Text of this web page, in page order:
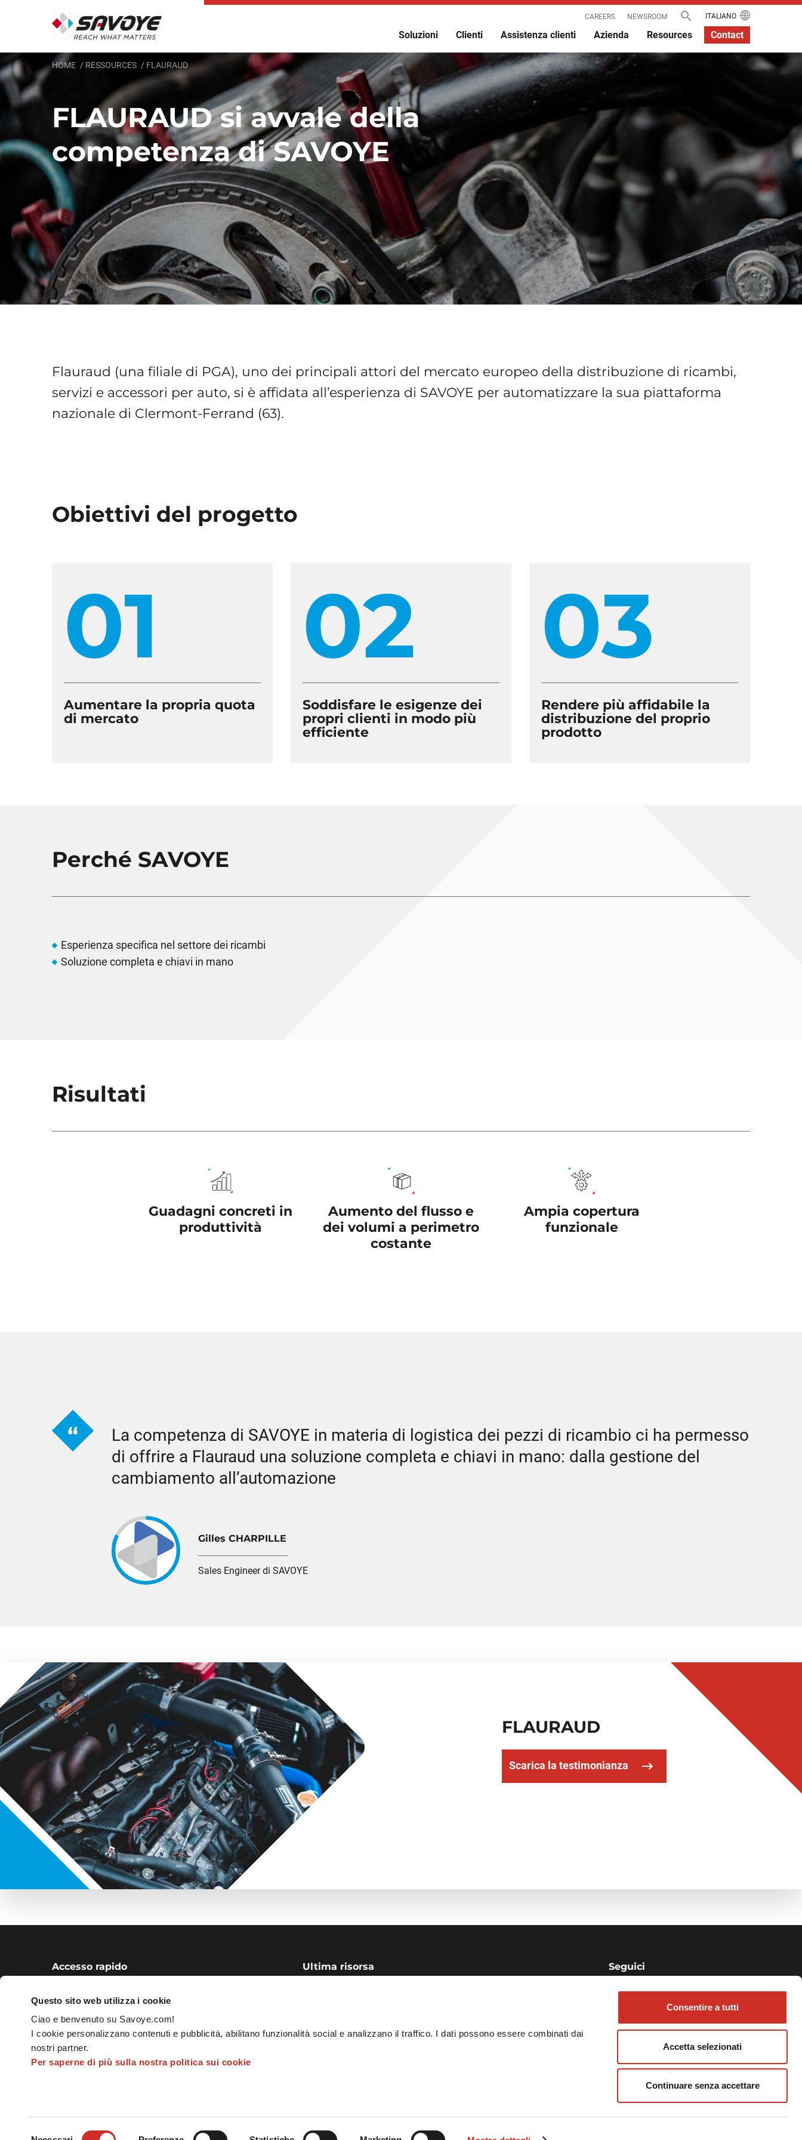
Questo sito web utilizza i cookie
Ciao e benvenuto su Savoye.com!
I cookie personalizzano contenuti e pubblicità, abilitano funzionalità social e analizzano il traffico. I dati possono essere combinati dai
nostri partner.
Per saperne di più sulla nostra politica sui cookie
Consentire a tutti
Accetta selezionati
Continuare senza accettare
CAREERS NEWSROOM ITALIANO
Soluzioni Clienti Assistenza clienti Azienda Resources Contact
HOME RESSOURCES FLAURAUD
FLAURAUD si avvale della
competenza di SAVOYE
Flauraud (una filiale di PGA), uno dei principali attori del mercato europeo della distribuzione di ricambi,
servizi e accessori per auto, si è affidata all’esperienza di SAVOYE per automatizzare la sua piattaforma
nazionale di Clermont-Ferrand (63).
Obiettivi del progetto
01
Aumentare la propria quota
di mercato
02
Soddisfare le esigenze dei
propri clienti in modo più
efficiente
03
Rendere più affidabile la
distribuzione del proprio
prodotto
Perché SAVOYE
Esperienza specifica nel settore dei ricambi
Soluzione completa e chiavi in ​​mano
Risultati
Guadagni concreti in
produttività
Aumento del flusso e
dei volumi a perimetro
costante
Ampia copertura
funzionale
La competenza di SAVOYE in materia di logistica dei pezzi di ricambio ci ha permesso
di offrire a Flauraud una soluzione completa e chiavi in ​​mano: dalla gestione del
cambiamento all’automazione
Gilles CHARPILLE
Sales Engineer di SAVOYE
FLAURAUD
Scarica la testimonianza
Accesso rapido
Soluzioni
Azienda
Ultima risorsa
il progetto.
Seguici
INFORMAZIONI LEGALI